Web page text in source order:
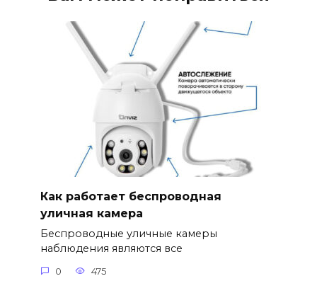
Как работает беспроводная
уличная камера
Беспроводные уличные камеры
наблюдения являются все
0 475